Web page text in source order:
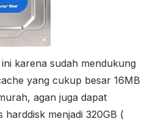
karena sudah mendukung
yang cukup besar 16MB
agan juga dapat
menjadi 320GB (